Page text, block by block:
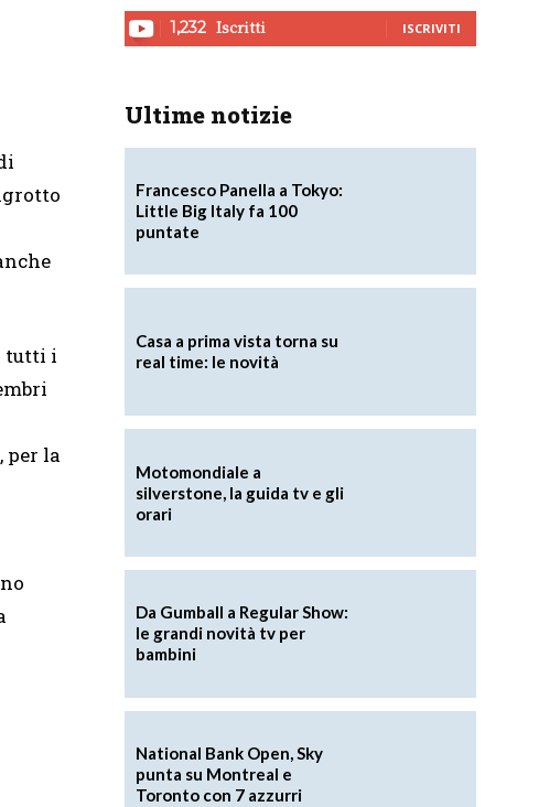
tutti i
per la
1,232 Iscritti ISCRIVITI
Ultime notizie
Francesco Panella a Tokyo:
Little Big Italy fa 100
puntate
Casa a prima vista torna su
real time: le novità
Motomondiale a
silverstone, la guida tv e gli
orari
Da Gumball a Regular Show:
le grandi novità tv per
bambini
National Bank Open, Sky
punta su Montreal e
Toronto con 7 azzurri